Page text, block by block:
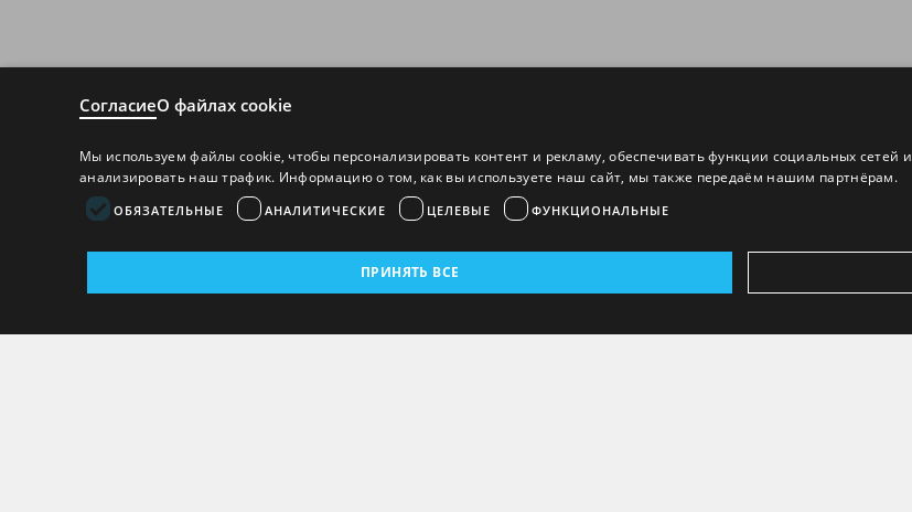
СогласиеО файлах cookie
Мы используем файлы cookie, чтобы персонализировать контент и рекламу, обеспечивать функции социальных сетей и
анализировать наш трафик. Информацию о том, как вы используете наш сайт, мы также передаём нашим партнёрам.
ОБЯЗАТЕЛЬНЫЕ АНАЛИТИЧЕСКИЕ ЦЕЛЕВЫЕ ФУНКЦИОНАЛЬНЫЕ
ПРИНЯТЬ ВСЕ